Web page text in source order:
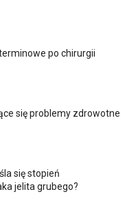
po chirurgii
się problemy zdrowotne
się stopień
jelita grubego?